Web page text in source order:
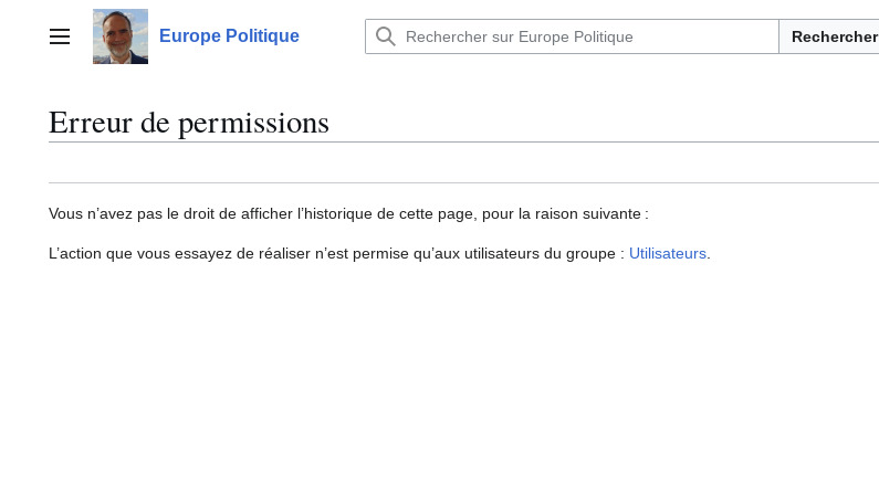
contenuMenu principalEurope Politique Rechercher
Erreur de permissions
Vous n’avez pas le droit de afficher l’historique de cette page, pour la raison suivante :
L’action que vous essayez de réaliser n’est permise qu’aux utilisateurs du groupe : Utilisateurs